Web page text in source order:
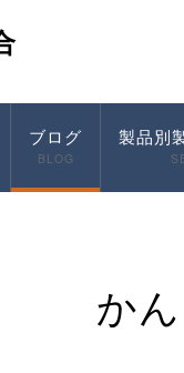
ブログ
BLOG
製品別
か